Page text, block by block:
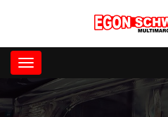
Toggle navigation